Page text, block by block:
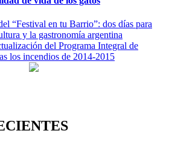
“Festival en tu Barrio”: dos días para
y la gastronomía argentina
del Programa Integral de
los incendios de 2014-2015